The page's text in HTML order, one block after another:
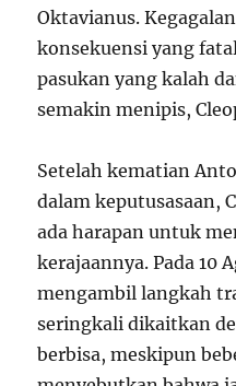
Oktavianus.
konsekuensi yang
pasukan yang kalah
semakin menipis,
Setelah kematian
dalam keputusasaan,
ada harapan untuk
kerajaannya. Pada 10
mengambil langkah
seringkali dikaitkan
berbisa, meskipun